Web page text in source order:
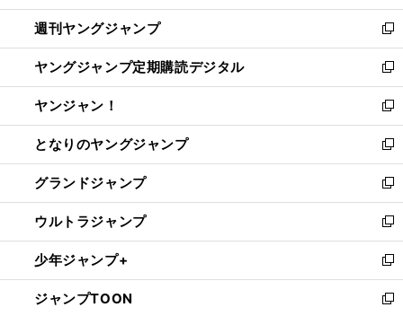
開
く
ウ
で
開
く
ン
ド
ウ
で
開
く
ウ
ィ
ン
ド
ウ
で
開
く
週刊ヤングジャンプ
新
し
い
ウ
ィ
ン
ド
ウ
で
開
く
ヤングジャンプ定期購読デジタル
新
し
い
ウ
ィ
ン
ド
ウ
で
開
く
ヤンジャン！
新
し
い
ウ
ィ
ン
ド
ウ
で
開
く
となりのヤングジャンプ
新
し
い
ウ
ィ
ン
ド
ウ
で
グランドジャンプ
新
し
い
ウ
ィ
ン
ド
ウルトラジャンプ
新
し
い
ウ
ィ
少年ジャンプ+
新
し
い
ジャンプTOON
新